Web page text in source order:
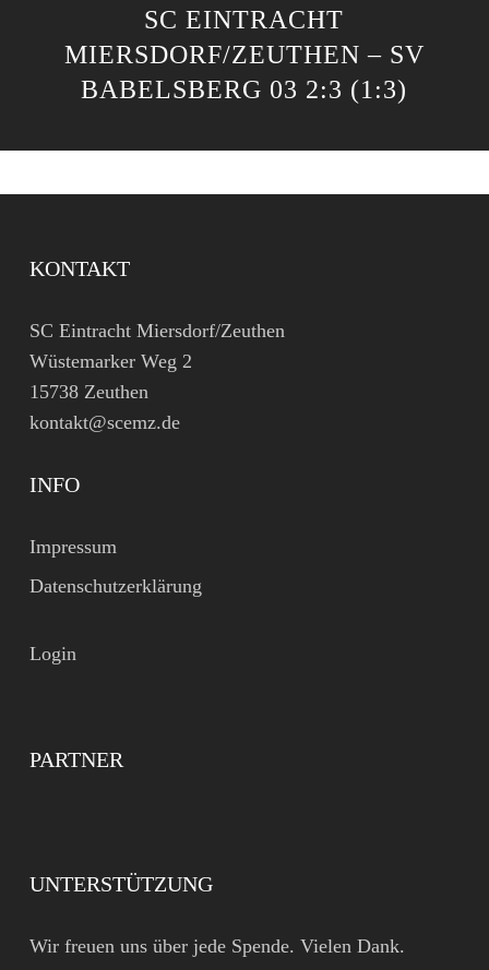
SC EINTRACHT
MIERSDORF/ZEUTHEN – SV
BABELSBERG 03 2:3 (1:3)
KONTAKT
SC Eintracht Miersdorf/Zeuthen
Wüstemarker Weg 2
15738 Zeuthen
kontakt@scemz.de
INFO
Impressum
Datenschutzerklärung
Login
PARTNER
UNTERSTÜTZUNG
Wir freuen uns über jede Spende. Vielen Dank.